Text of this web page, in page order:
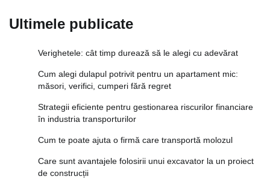
Ultimele publicate
Verighetele: cât timp durează să le alegi cu adevărat
Cum alegi dulapul potrivit pentru un apartament mic:
măsori, verifici, cumperi fără regret
Strategii eficiente pentru gestionarea riscurilor financiare
în industria transporturilor
Cum te poate ajuta o firmă care transportă molozul
Care sunt avantajele folosirii unui excavator la un proiect
de construcții